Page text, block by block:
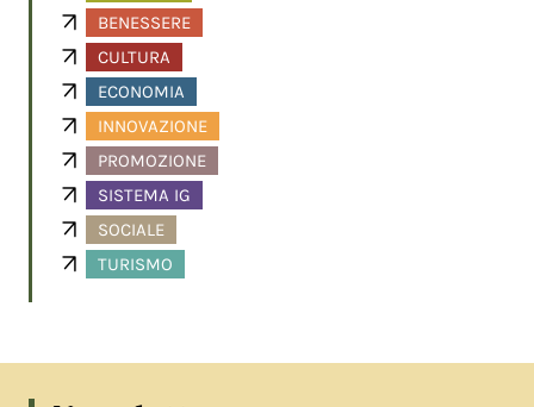
BENESSERE
CULTURA
ECONOMIA
INNOVAZIONE
PROMOZIONE
SISTEMA IG
SOCIALE
TURISMO